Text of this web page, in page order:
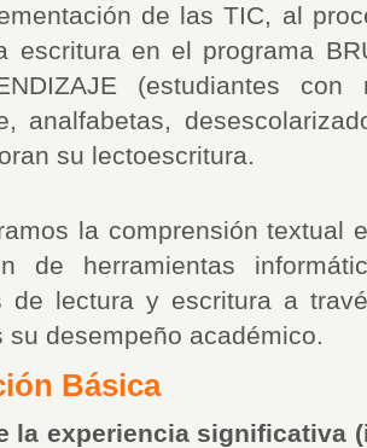
de las TIC, al
escritura en el programa
(estudiantes
analfabetas,
su lectoescritura.
la comprensión textual
de herramientas
de lectura y escritura a
su desempeño académico.
Básica
la experiencia significativa